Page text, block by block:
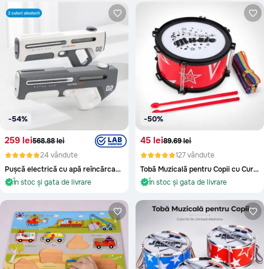
În stoc și gata de livrare
-54%
259 lei568.88 lei
24 vândute
Pușcă electrică cu apă reîncărcabilă pentru joaca de vară
În stoc și gata de livrare
-50%
45 lei89.69 lei
127 vândute
Tobă Muzicală pentru Copii cu Curea Reglabilă
În stoc și gata de livrare
În stoc și gata de livrare